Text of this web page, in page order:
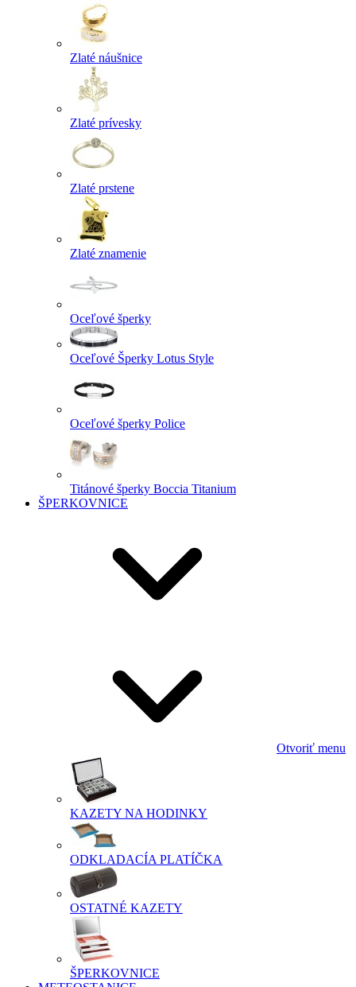
Zlaté náušnice
Zlaté prívesky
Zlaté prstene
Zlaté znamenie
Oceľové šperky
Oceľové Šperky Lotus Style
Oceľové šperky Police
Titánové šperky Boccia Titanium
ŠPERKOVNICE
Otvoriť menu
KAZETY NA HODINKY
ODKLADACÍA PLATÍČKA
OSTATNÉ KAZETY
ŠPERKOVNICE